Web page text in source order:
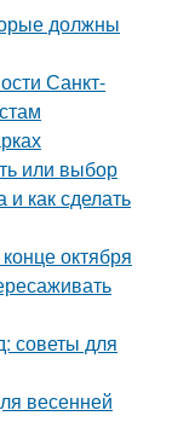
должны
Санкт-
или выбор
как сделать
октября
советы для
весенней